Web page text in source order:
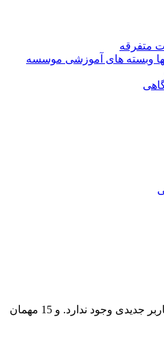
متفرقه
وبسته های آموزشی موسسه
وجود ندارد. و 15 مهمان